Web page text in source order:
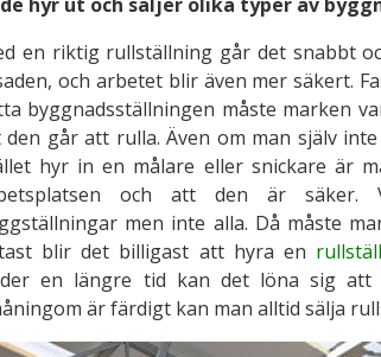
en riktig rullställning går det snabbt
och arbetet blir även mer säkert.
byggnadsställningen måste marken
den går att rulla. Även om man själv
hyr in en målare eller snickare är
och att den är säker.
men inte alla. Då måste
blir det billigast att hyra en
en längre tid kan det löna sig
är färdigt kan man alltid sälja